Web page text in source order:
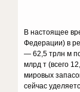
В настоящее
Федерации) в
— 62,5 трлн м
млрд т (всего
мировых
сейчас